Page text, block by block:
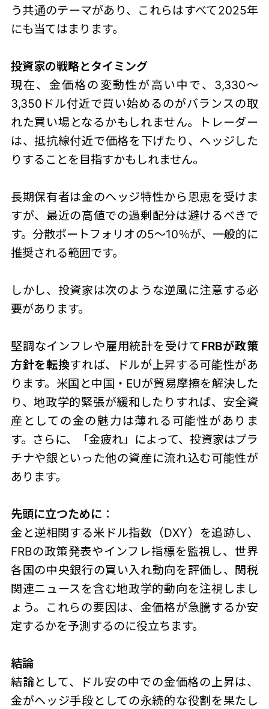
う共通のテーマがあり、これらはすべて2025年
にも当てはまります。
投資家の戦略とタイミング
現在、金価格の変動性が高い中で、3,330～
3,350ドル付近で買い始めるのがバランスの取
れた買い場となるかもしれません。トレーダー
は、抵抗線付近で価格を下げたり、ヘッジした
りすることを目指すかもしれません。
長期保有者は金のヘッジ特性から恩恵を受けま
すが、最近の高値での過剰配分は避けるべきで
す。分散ポートフォリオの5～10％が、一般的に
推奨される範囲です。
しかし、投資家は次のような逆風に注意する必
要があります。
堅調なインフレや雇用統計を受けてFRBが政策
方針を転換すれば、ドルが上昇する可能性があ
ります。米国と中国・EUが貿易摩擦を解決した
り、地政学的緊張が緩和したりすれば、安全資
産としての金の魅力は薄れる可能性がありま
す。さらに、「金疲れ」によって、投資家はプラ
チナや銀といった他の資産に流れ込む可能性が
あります。
先頭に立つために ：
金と逆相関する米ドル指数（DXY）を追跡し、
FRBの政策発表やインフレ指標を監視し、世界
各国の中央銀行の買い入れ動向を評価し、関税
関連ニュースを含む地政学的動向を注視しまし
ょう。これらの要因は、金価格が急騰するか安
定するかを予測するのに役立ちます。
結論
結論として、ドル安の中での金価格の上昇は、
金がヘッジ手段としての永続的な役割を果たし